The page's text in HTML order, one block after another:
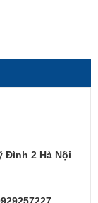
Đình 2 Hà Nội